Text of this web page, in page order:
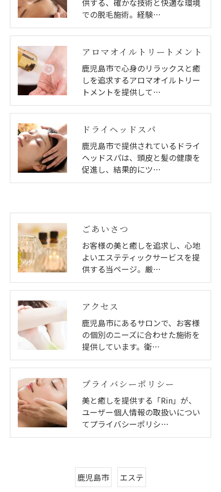
供する、確かな技術と快適な環境
での脱毛施術。経験…
アロマオイルトリートメント
鹿児島市で心身のリラックスと癒
しを追求するアロマオイルトリー
トメントを提供して…
ドライヘッドスパ
鹿児島市で提供されているドライ
ヘッドスパは、頭皮と髪の健康を
促進し、結果的にツ…
ごあいさつ
お客様の美と癒しを追求し、心地
よいエステティックサービスを提
供する当ページ。厳…
アクセス
鹿児島市にあるサロンで、お客様
の個別のニーズに合わせた施術を
提供しています。衛…
プライバシーポリシー
美と癒しを提供する「Rin」が、
ユーザー個人情報の取扱いについ
てプライバシーポリシ…
鹿児島市 エステ